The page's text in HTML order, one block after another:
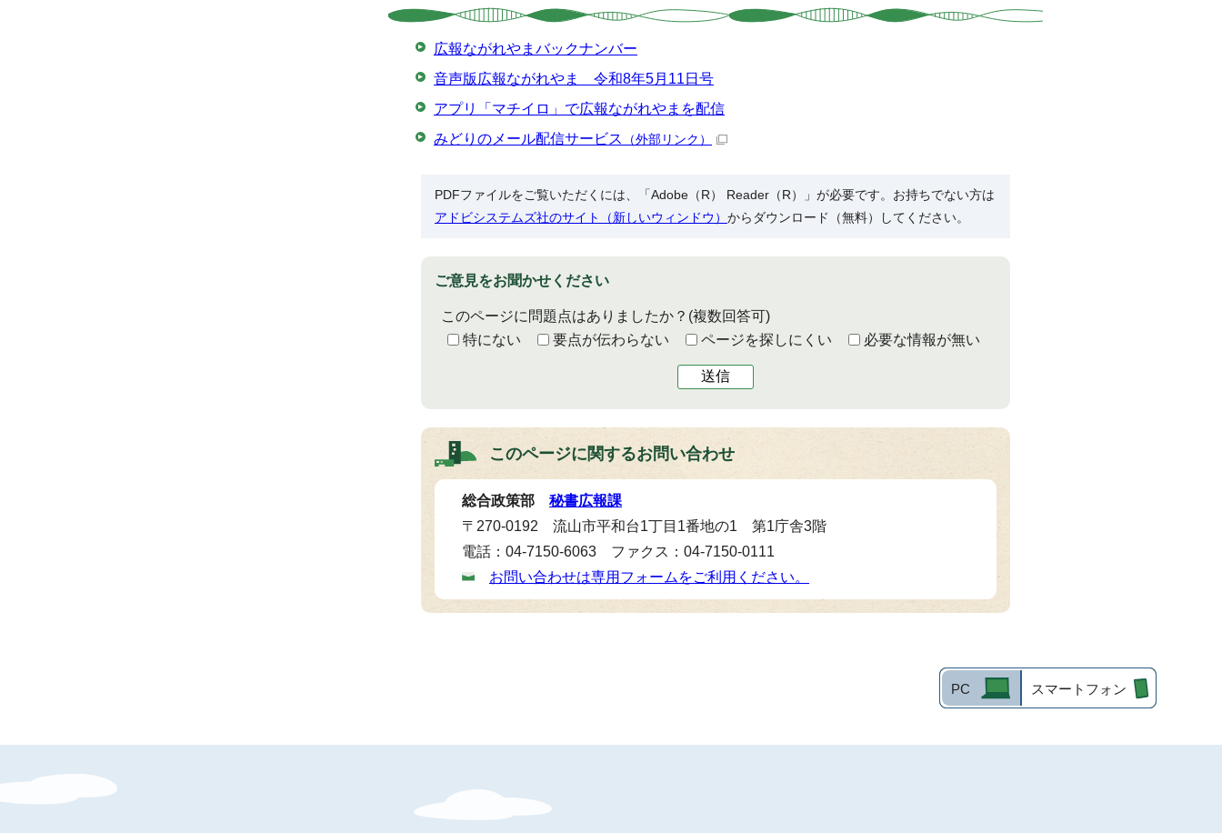
広報ながれやまバックナンバー
音声版広報ながれやま 令和8年5月11日号
アプリ「マチイロ」で広報ながれやまを配信
みどりのメール配信サービス
（外部リンク）
PDFファイルをご覧いただくには、「Adobe（R） Reader（R）」が必要です。お持ちでない方は
アドビシステムズ社のサイト（新しいウィンドウ） からダウンロード（無料）してください。
ご意見をお聞かせください
このページに問題点はありましたか？ (複数回答可)
特にない
要点が伝わらない ページを探しにくい 必要な情報が無い
送信
このページに関するお問い合わせ
総合政策部 秘書広報課
〒270-0192 流山市平和台1丁目1番地の1 第1庁舎3階
電話：04-7150-6063 ファクス：04-7150-0111
お問い合わせは専用フォームをご利用ください。
PC スマートフォン